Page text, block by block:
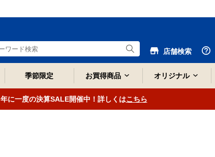
店舗検索
季節限定 お買得商品 オリジナル
年に一度の決算SALE開催中！詳しくはこちら